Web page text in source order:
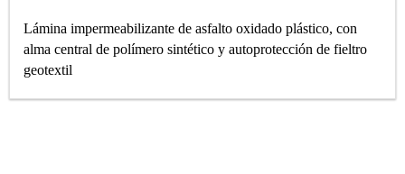
Lámina impermeabilizante de asfalto oxidado plástico, con
alma central de polímero sintético y autoprotección de fieltro
geotextil